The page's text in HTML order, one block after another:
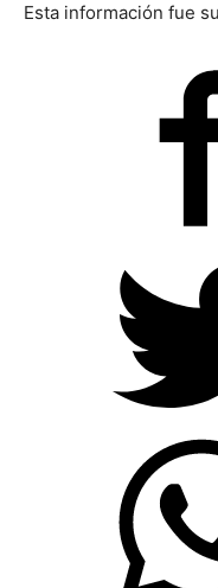
Esta información fue